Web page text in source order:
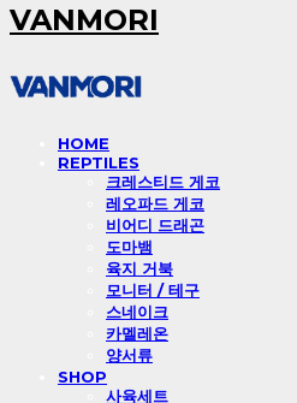
VANMORI
HOME
REPTILES
크레스티드 게코
레오파드 게코
비어디 드래곤
도마뱀
육지 거북
모니터 / 테구
스네이크
카멜레온
양서류
SHOP
사육세트